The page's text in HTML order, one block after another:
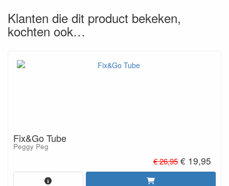
Klanten die dit product bekeken,
kochten ook…
Fix&Go Tube
Peggy Peg
€ 26,95€ 19,95